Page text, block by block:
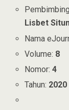
Lisbet
Nama
Volume: 8
Nomor:4
Tahun: 2020